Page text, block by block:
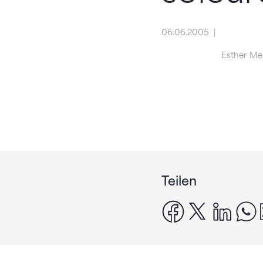
06.06.2005
Esther
Teilen
facebook
x